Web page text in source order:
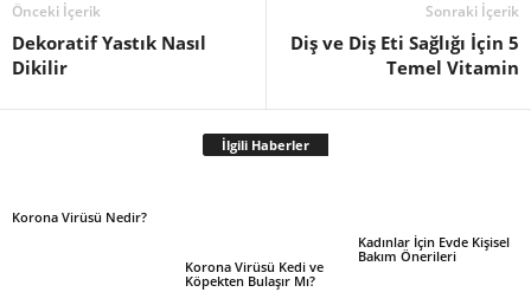
Önceki İçerik
Dekoratif Yastık Nasıl
Dikilir
Sonraki İçerik
Diş ve Diş Eti Sağlığı İçin 5
Temel Vitamin
İlgili Haberler
Korona Virüsü Nedir?
Korona Virüsü Kedi ve
Köpekten Bulaşır Mı?
Kadınlar İçin Evde Kişisel
Bakım Önerileri